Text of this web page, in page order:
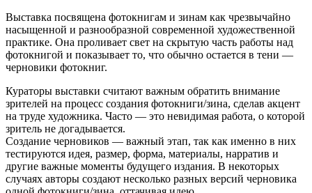
Выставка посвящена фотокнигам и зинам как чрезвычайно
насыщенной и разнообразной современной художественной
практике. Она проливает свет на скрытую часть работы над
фотокнигой и показывает то, что обычно остается в тени —
черновики фотокниг.
Кураторы выставки считают важным обратить внимание
зрителей на процесс создания фотокниги/зина, сделав акцент
на труде художника. Часто — это невидимая работа, о которой
зритель не догадывается.
Создание черновиков — важный этап, так как именно в них
тестируются идея, размер, форма, материалы, нарратив и
другие важные моменты будущего издания. В некоторых
случаях авторы создают несколько разных версий черновика